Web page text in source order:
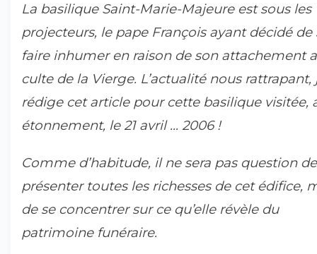
La basilique Saint-Marie-Majeure est sous les
projecteurs, le pape François ayant décidé de
faire inhumer en raison de son attachement
culte de la Vierge. L’actualité nous rattrapant,
rédige cet article pour cette basilique visitée,
étonnement, le 21 avril ... 2006 !
Comme d’habitude, il ne sera pas question de
présenter toutes les richesses de cet édifice,
de se concentrer sur ce qu’elle révèle du
patrimoine funéraire.